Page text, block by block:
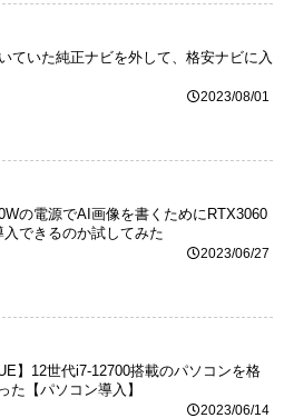
ていた純正ナビを外して、格安ナビに入
2023/08/01
の電源でAI画像を書くためにRTX3060
できるのか試してみた
2023/06/27
】12世代i7-12700搭載のパソコンを格
た【パソコン導入】
2023/06/14